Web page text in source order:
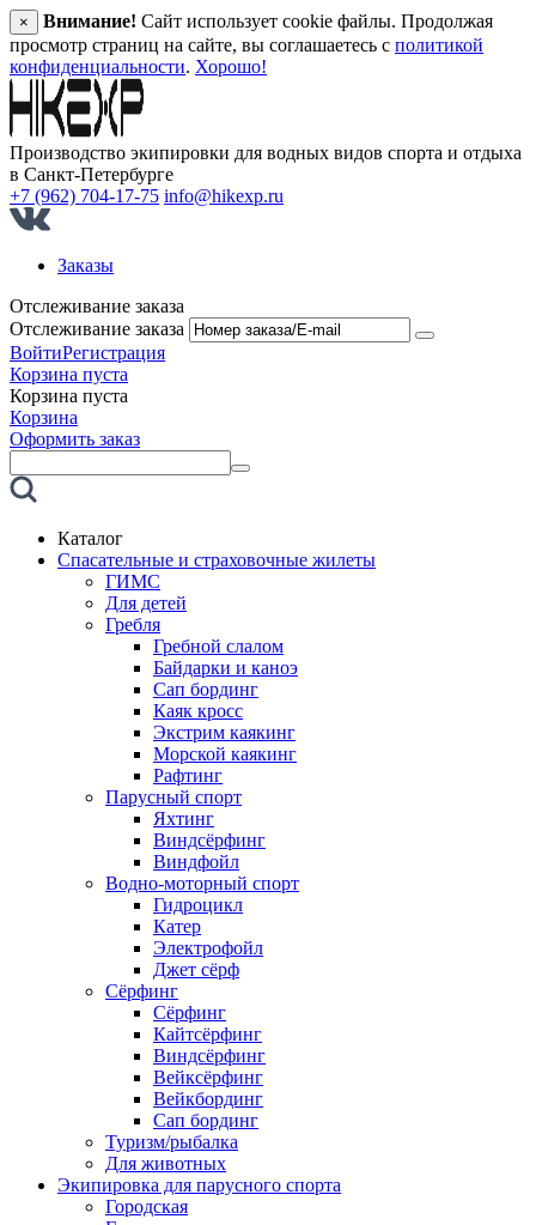
× Внимание! Сайт использует cookie файлы. Продолжая
просмотр страниц на сайте, вы соглашаетесь с политикой
конфиденциальности. Хорошо!
Производство экипировки для водных видов спорта и отдыха
в Санкт‑Петербурге
+7 (962) 704-17-75 info@hikexp.ru
Заказы
Отслеживание заказа
Отслеживание заказа
ВойтиРегистрация
Корзина пуста
Корзина пуста
Корзина
Оформить заказ
Каталог
Спасательные и страховочные жилеты
ГИМС
Для детей
Гребля
Гребной слалом
Байдарки и каноэ
Сап бординг
Каяк кросс
Экстрим каякинг
Морской каякинг
Рафтинг
Парусный спорт
Яхтинг
Виндсёрфинг
Виндфойл
Водно-моторный спорт
Гидроцикл
Катер
Электрофойл
Джет сёрф
Сёрфинг
Сёрфинг
Кайтсёрфинг
Виндсёрфинг
Вейксёрфинг
Вейкбординг
Сап бординг
Туризм/рыбалка
Для животных
Экипировка для парусного спорта
Городская